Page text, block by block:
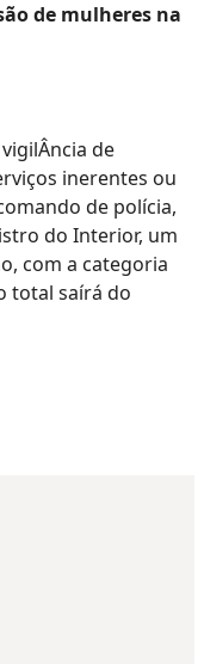
de mulheres na
de
inerentes ou
de polícia,
do Interior, um
com a categoria
total saírá do